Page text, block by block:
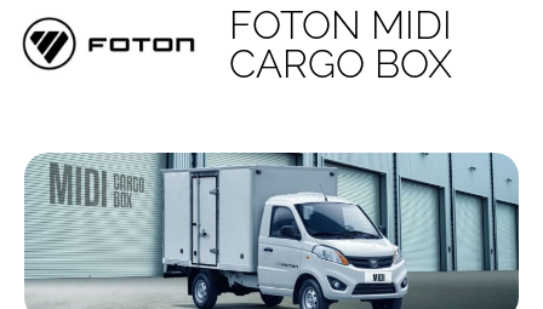
FOTON MIDI
CARGO BOX